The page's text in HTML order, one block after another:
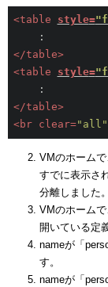
<table style=
</table>
<table style=
</table>
<br clear="all"
VMのホームで
すでに表示さ
分離しました。
VMのホーム
開いている定
nameが「
す。
nameが「